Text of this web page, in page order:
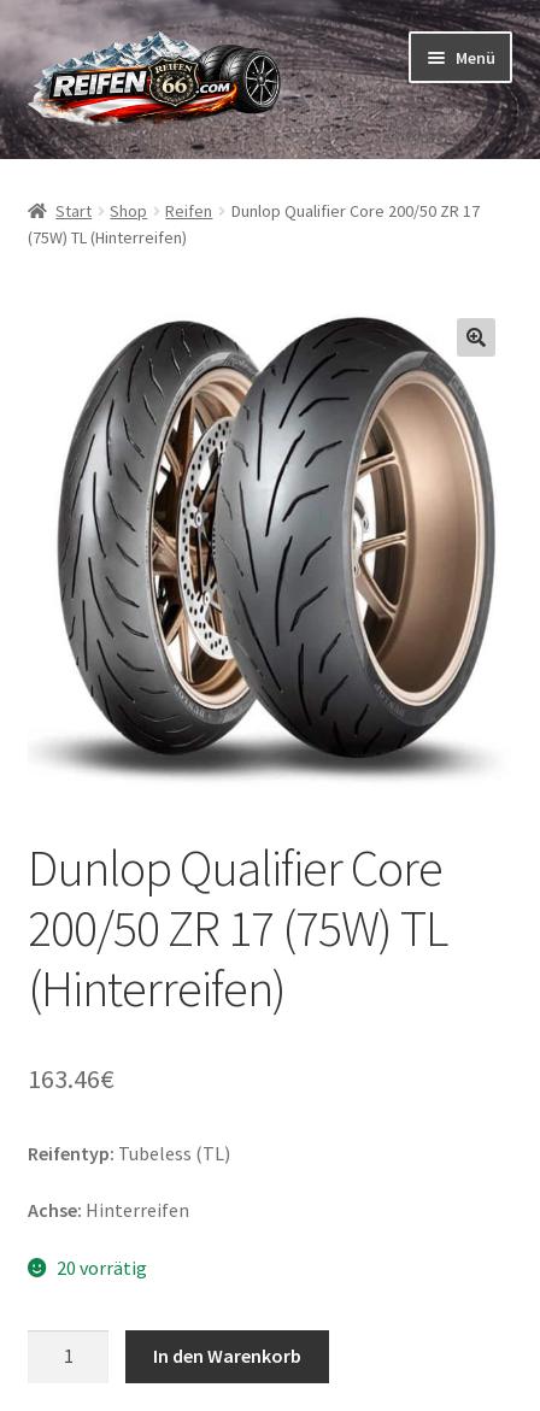
Zur
Navigation
springen
Zum
Inhalt
springen
Menü
Reifen
Schläuche
Marken
öffnen
Reifentests
Kontakt
Start Shop Reifen
Dunlop Qualifier Core 200/50 ZR 17
(75W) TL (Hinterreifen)
Dunlop Qualifier Core
200/50 ZR 17 (75W) TL
(Hinterreifen)
163.46€
Reifentyp: Tubeless (TL)
Achse: Hinterreifen
20 vorrätig
In den Warenkorb